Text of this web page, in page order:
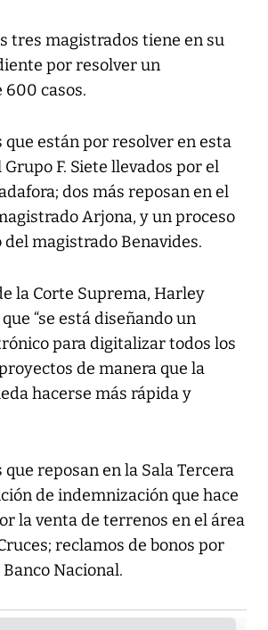
tres magistrados tiene en su
por resolver un
600 casos.
que están por resolver en esta
Grupo F. Siete llevados por el
dos más reposan en el
Arjona, y un proceso
del magistrado Benavides.
la Corte Suprema, Harley
“se está diseñando un
para digitalizar todos los
de manera que la
hacerse más rápida y
que reposan en la Sala Tercera
de indemnización que hace
la venta de terrenos en el área
reclamos de bonos por
Nacional.